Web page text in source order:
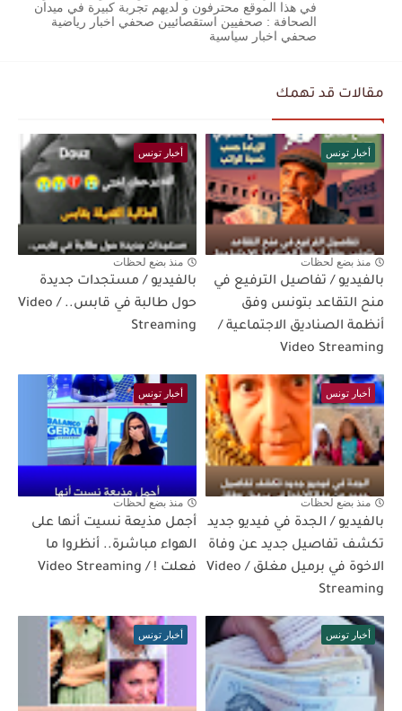
في هذا الموقع محترفون و لديهم تجربة كبيرة في ميدان
الصحافة : صحفيين استقصائيين صحفي اخبار رياضية
صحفي اخبار سياسية
مقالات قد تهمك
أخبار تونس
منذ بضع لحظات
بالفيديو / تفاصيل الترفيع في
منح التقاعد بتونس وفق
أنظمة الصناديق الاجتماعية /
Video Streaming
أخبار تونس
منذ بضع لحظات
بالفيديو / مستجدات جديدة
حول طالبة في قابس.. / Video
Streaming
أخبار تونس
منذ بضع لحظات
بالفيديو / الجدة في فيديو جديد
تكشف تفاصيل جديد عن وفاة
الاخوة في برميل مغلق / Video
Streaming
أخبار تونس
منذ بضع لحظات
أجمل مذيعة نسيت أنها على
الهواء مباشرة.. أنظروا ما
فعلت ! / Video Streaming
أخبار تونس أخبار تونس